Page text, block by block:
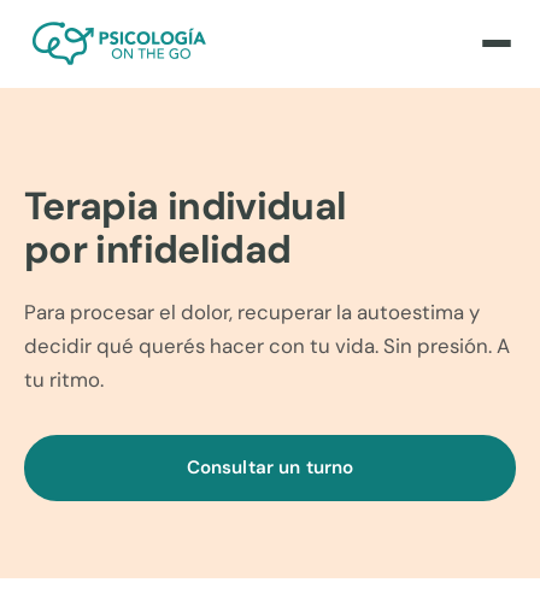
Terapia individual
por infidelidad
Para procesar el dolor, recuperar la autoestima y
decidir qué querés hacer con tu vida. Sin presión. A
tu ritmo.
Consultar un turno